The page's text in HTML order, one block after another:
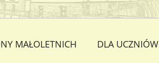
MAŁOLETNICH DLA UCZNIÓW